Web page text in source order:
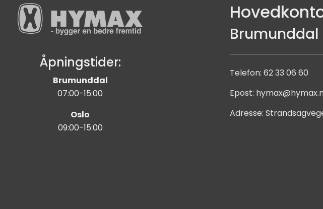
Åpningstider:
Brumunddal
07:00-15:00
Oslo
09:00-15:00
Brumunddal
Telefon: 62 33 06 60
Epost:
Adresse: